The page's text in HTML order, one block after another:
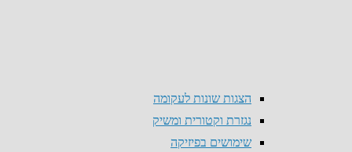
הצגות שונות לעקומה
נגזרת וקטורית ומשיק
שימושים בפיזיקה